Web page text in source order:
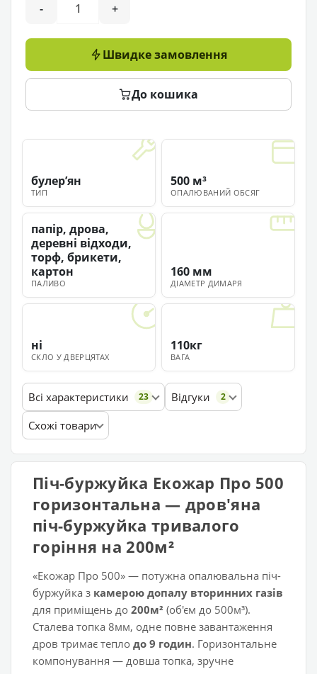
-
+
Швидке замовлення
До кошика
ТИП
булерʼян
ОПАЛЮВАНИЙ ОБСЯГ
500 м³
ПАЛИВО
папір, дрова,
деревні відходи,
торф, брикети,
картон
ДІАМЕТР ДИМАРЯ
160 мм
СКЛО У ДВЕРЦЯТАХ
ні
ВАГА
110кг
Всі характеристики 23 Відгуки 2
Схожі товари
Піч-буржуйка Екожар Про 500
горизонтальна — дров'яна
піч-буржуйка тривалого
горіння на 200м²
«Екожар Про 500» — потужна опалювальна піч-
буржуйка з камерою допалу вторинних газів
для приміщень до 200м² (об'єм до 500м³).
Сталева топка 8мм, одне повне завантаження
дров тримає тепло до 9 годин. Горизонтальне
компонування — довша топка, зручне